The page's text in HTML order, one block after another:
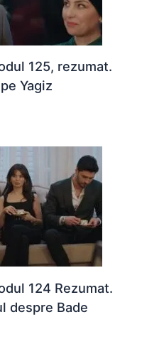
125, rezumat.
Yagiz
124 Rezumat.
despre Bade